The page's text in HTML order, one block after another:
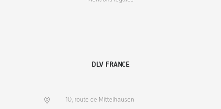
DLV FRANCE
10, route de Mittelhausen